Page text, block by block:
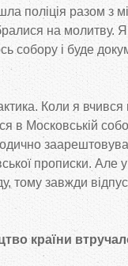
поліція разом з
на молитву.
собору і буде
Коли я
в Московській
прописки. Але
тому завжди
країни